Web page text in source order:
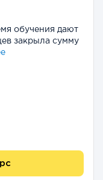
обучения дают
закрыла сумму